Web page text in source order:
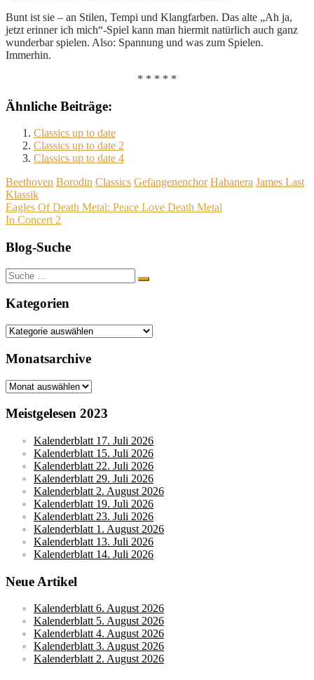
Bunt ist sie – an Stilen, Tempi und Klangfarben. Das alte „Ah ja,
jetzt erinner ich mich“-Spiel kann man hiermit natürlich auch ganz
wunderbar spielen. Also: Spannung und was zum Spielen.
Immerhin.
* * * * *
Ähnliche Beiträge:
Classics up to date
Classics up to date 2
Classics up to date 4
Beethoven Borodin Classics Gefangenenchor Habanera James Last
Klassik
Beitragsnavigation
Eagles Of Death Metal: Peace Love Death Metal
In Concert 2
Blog-Suche
Suche
nach:
Kategorien
Kategorien
Monatsarchive
Monatsarchive
Meistgelesen 2023
Kalenderblatt 17. Juli 2026
Kalenderblatt 15. Juli 2026
Kalenderblatt 22. Juli 2026
Kalenderblatt 29. Juli 2026
Kalenderblatt 2. August 2026
Kalenderblatt 19. Juli 2026
Kalenderblatt 23. Juli 2026
Kalenderblatt 1. August 2026
Kalenderblatt 13. Juli 2026
Kalenderblatt 14. Juli 2026
Neue Artikel
Kalenderblatt 6. August 2026
Kalenderblatt 5. August 2026
Kalenderblatt 4. August 2026
Kalenderblatt 3. August 2026
Kalenderblatt 2. August 2026